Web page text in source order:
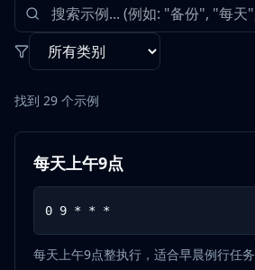
找到 29 个示例
每天上午9点
0 9 * * *
每天上午9点整执行，适合早晨例行任务